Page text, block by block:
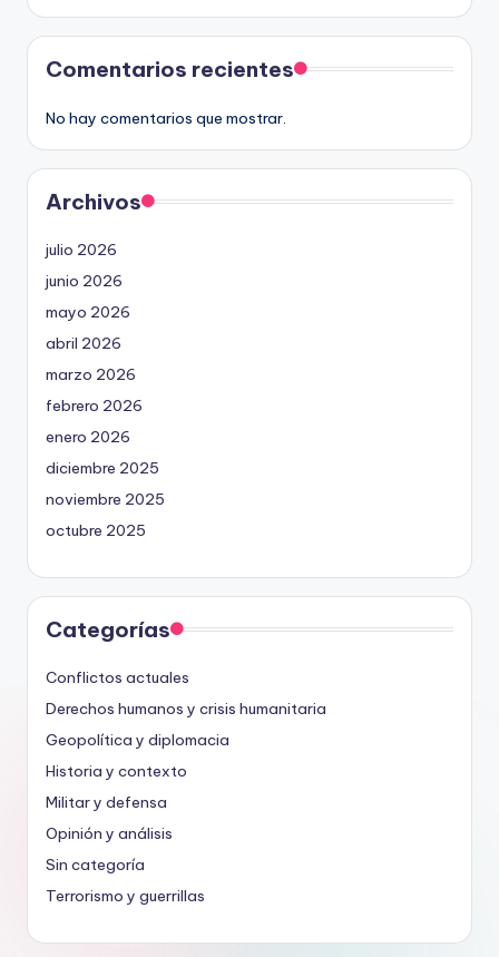
Comentarios recientes
No hay comentarios que mostrar.
Archivos
julio 2026
junio 2026
mayo 2026
abril 2026
marzo 2026
febrero 2026
enero 2026
diciembre 2025
noviembre 2025
octubre 2025
Categorías
Conflictos actuales
Derechos humanos y crisis humanitaria
Geopolítica y diplomacia
Historia y contexto
Militar y defensa
Opinión y análisis
Sin categoría
Terrorismo y guerrillas